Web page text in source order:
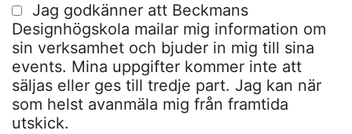
Jag godkänner att Beckmans
Designhögskola mailar mig information om
sin verksamhet och bjuder in mig till sina
events. Mina uppgifter kommer inte att
säljas eller ges till tredje part. Jag kan när
som helst avanmäla mig från framtida
utskick.